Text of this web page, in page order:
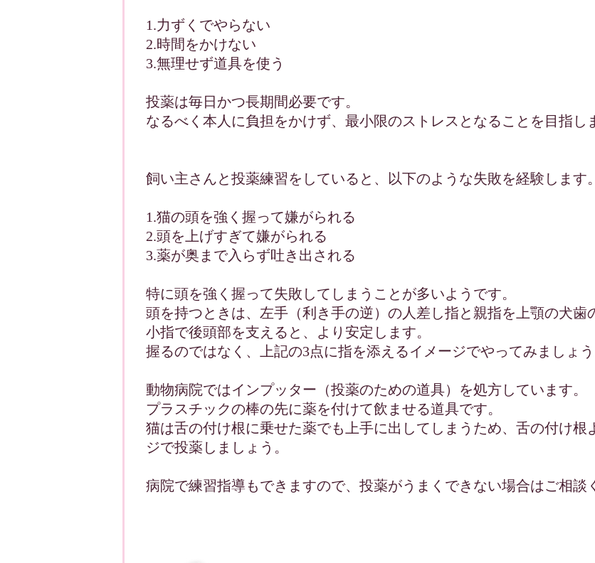
1.力ずくでやらない
2.時間をかけない
3.無理せず道具を使う
投薬は毎日かつ長期間必要です。
なるべく本人に負担をかけず、最小限のストレスとなることを目指し
飼い主さんと投薬練習をしていると、以下のような失敗を経験します。
1.猫の頭を強く握って嫌がられる
2.頭を上げすぎて嫌がられる
3.薬が奥まで入らず吐き出される
特に頭を強く握って失敗してしまうことが多いようです。
頭を持つときは、左手（利き手の逆）の人差し指と親指を上顎の犬歯
小指で後頭部を支えると、より安定します。
握るのではなく、上記の3点に指を添えるイメージでやってみましょう
動物病院ではインプッター（投薬のための道具）を処方しています。
プラスチックの棒の先に薬を付けて飲ませる道具です。
猫は舌の付け根に乗せた薬でも上手に出してしまうため、舌の付け根
ジで投薬しましょう。
病院で練習指導もできますので、投薬がうまくできない場合はご相談